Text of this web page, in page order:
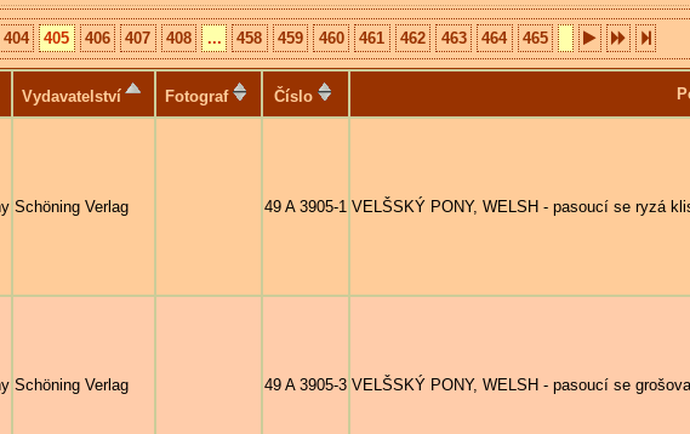
404 405 406 407 408 ... 458 459 460 461 462 463 464 465
Vydavatelství Fotograf Číslo
Schöning Verlag 49 A 3905-1 VELŠSKÝ PONY, WELSH - pasoucí se ryzá
Schöning Verlag 49 A 3905-3 VELŠSKÝ PONY, WELSH - pasoucí se